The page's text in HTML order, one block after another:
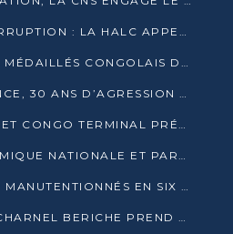
LUTTE CONTRE LA CORRUPTION : LA HALC APPELLE À PASSER DES DISCOURS AUX ACTES
LA SNPC CÉLÈBRE LES MÉDAILLÉS CONGOLAIS DES OLYMPIADES PANAFRICAINES DE MATHÉMATIQUES 2026
66 ANS D’INDÉPENDANCE, 30 ANS D’AGRESSION RWANDAISE : 4 PRÉSIDENCES, UN ÉCHEC COLLECTIF
EMPLOI : AGL CONGO ET CONGO TERMINAL PRÉSÉLECTIONNENT PLUS DE 70 JEUNES À POINTE-NOIRE
INTELLIGENCE ÉCONOMIQUE NATIONALE ET PARTENARIATS INTERNATIONAUX : VERS UNE DOCTRINE SOUVERAINE DE SÉCURITÉ ÉCONOMIQUE
PRÈS DE 700 000 EVP MANUTENTIONNÉS EN SIX MOIS PAR CONGO TERMINAL
RNP : DJOUBE NGOH CHARNEL BERICHE PREND LES RÊNES DU PARTI